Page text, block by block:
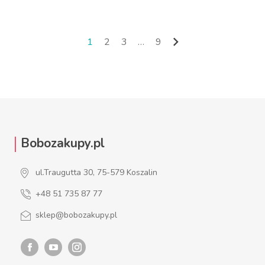
1 2 3 … 9 Następny

Bobozakupy.pl
ul.Traugutta 30, 75-579 Koszalin
+48 51 735 87 77
sklep@bobozakupy.pl